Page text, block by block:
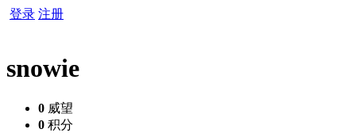
登录 注册
snowie
0 威望
0 积分